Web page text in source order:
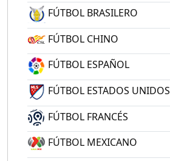
FÚTBOL BRASILERO
FÚTBOL CHINO
FÚTBOL ESPAÑOL
FÚTBOL ESTADOS UNIDOS
FÚTBOL FRANCÉS
FÚTBOL MEXICANO